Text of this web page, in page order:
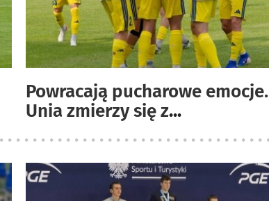
Powracają pucharowe emocje.
Unia zmierzy się z...